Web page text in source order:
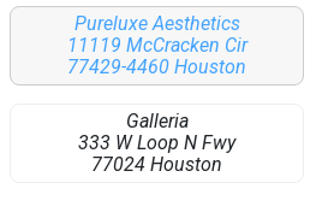
Pureluxe Aesthetics
11119 McCracken Cir
77429-4460 Houston
Galleria
333 W Loop N Fwy
77024 Houston